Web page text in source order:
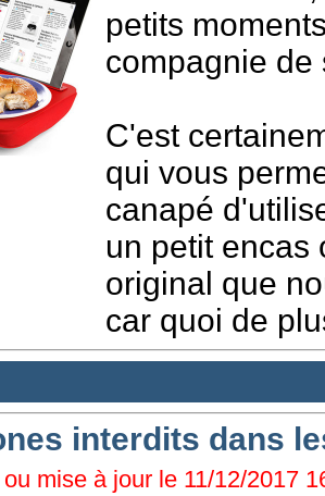
petits
compagnie de
C'est
qui vous
canapé
un petit encas
original que
car quoi de
interdits dans
mise à jour le 11/12/2017